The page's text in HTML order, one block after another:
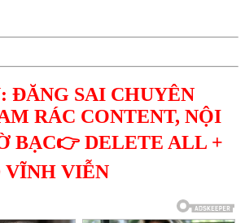
ĐĂNG SAI CHUYÊN
RÁC CONTENT, NỘI
BẠC👉 DELETE ALL +
VĨNH VIỄN